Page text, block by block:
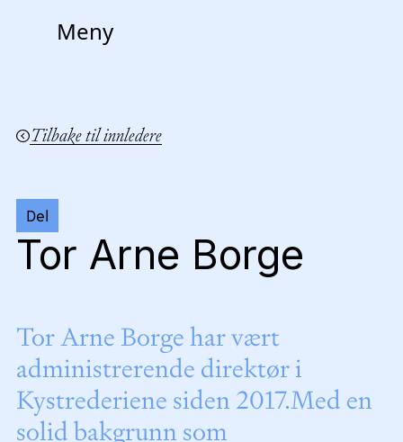
Meny
Tilbake til innledere
Tor Arne Borge
Tor Arne Borge har vært
administrerende direktør i
Kystrederiene siden 2017.Med en
solid bakgrunn som
Del